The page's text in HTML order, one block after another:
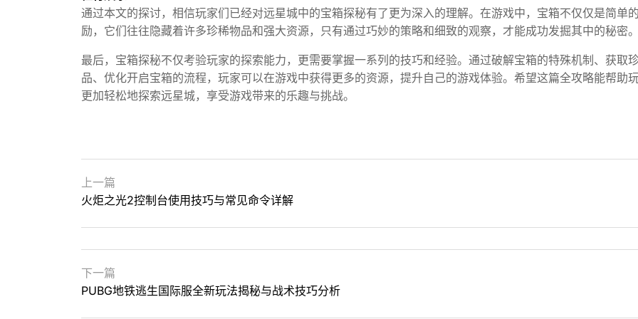
通过本文的探讨，相信玩家们已经对远星城中的宝箱探秘有了更为深入的理解。在游戏中，宝箱不仅仅是简单
励，它们往往隐藏着许多珍稀物品和强大资源，只有通过巧妙的策略和细致的观察，才能成功发掘其中的秘密。
最后，宝箱探秘不仅考验玩家的探索能力，更需要掌握一系列的技巧和经验。通过破解宝箱的特殊机制、获取
品、优化开启宝箱的流程，玩家可以在游戏中获得更多的资源，提升自己的游戏体验。希望这篇全攻略能帮助
更加轻松地探索远星城，享受游戏带来的乐趣与挑战。
上一篇
火炬之光2控制台使用技巧与常见命令详解
下一篇
PUBG地铁逃生国际服全新玩法揭秘与战术技巧分析